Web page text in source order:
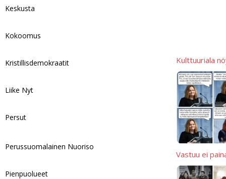
Kulttuuriala
Vastuu ei
Keskusta
Kokoomus
Kristillisdemokraatit
Liike Nyt
Persut
Perussuomalainen Nuoriso
Pienpuolueet